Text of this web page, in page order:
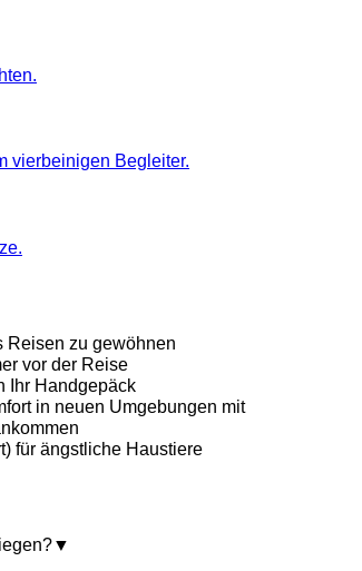
vierbeinigen Begleiter.
Reisen zu gewöhnen
vor der Reise
Ihr Handgepäck
in neuen Umgebungen mit
für ängstliche Haustiere
▼